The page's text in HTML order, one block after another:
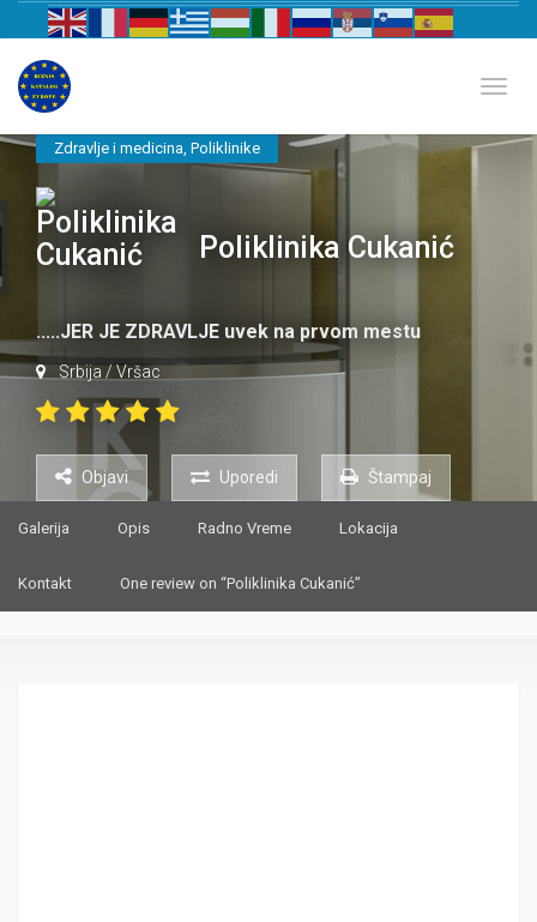
Zdravlje i medicina, Poliklinike
Poliklinika Cukanić
.....JER JE ZDRAVLJE uvek na prvom mestu
Srbija / Vršac
Objavi Uporedi Štampaj
Galerija Opis Radno Vreme Lokacija
Kontakt One review on “Poliklinika Cukanić”